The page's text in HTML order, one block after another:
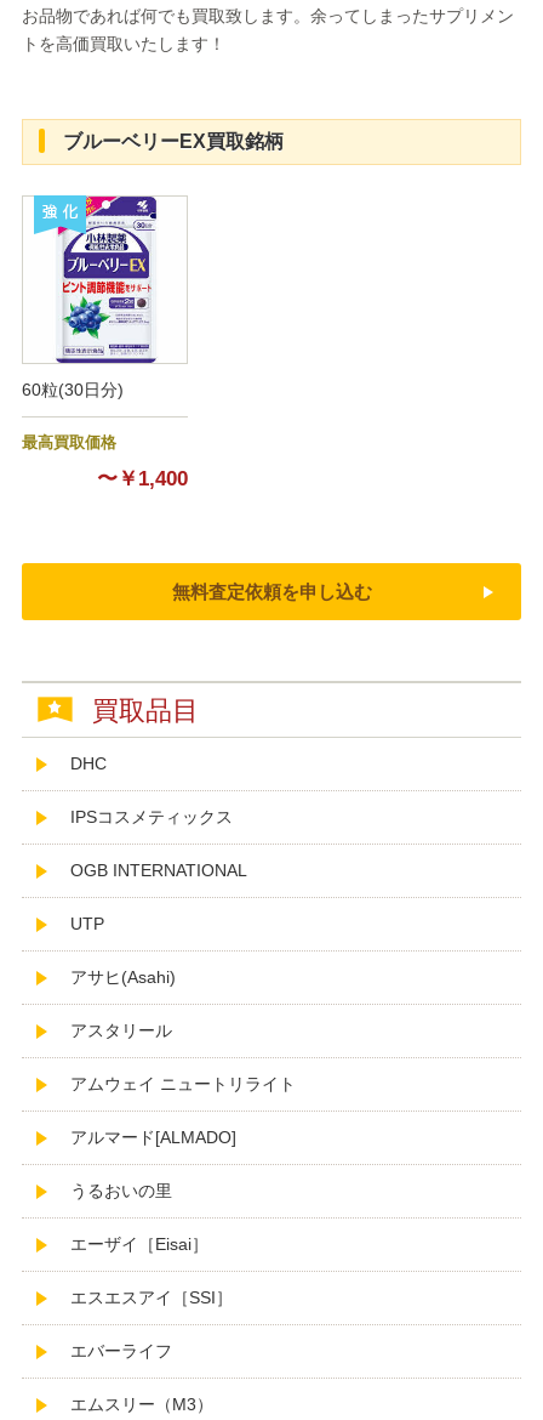
お品物であれば何でも買取致します。余ってしまったサプリメン
トを高価買取いたします！
ブルーベリーEX買取銘柄
強化
60粒(30日分)
最高買取価格
〜￥1,400
無料査定依頼を申し込む
買取品目
DHC
IPSコスメティックス
OGB INTERNATIONAL
UTP
アサヒ(Asahi)
アスタリール
アムウェイ ニュートリライト
アルマード[ALMADO]
うるおいの里
エーザイ［Eisai］
エスエスアイ［SSI］
エバーライフ
エムスリー（M3）